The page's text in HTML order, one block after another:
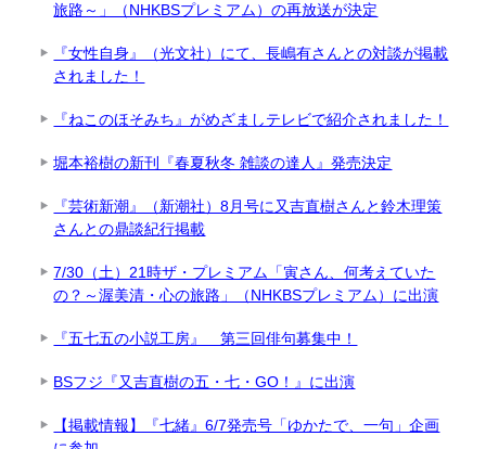
旅路～」（NHKBSプレミアム）の再放送が決定
『女性自身』（光文社）にて、長嶋有さんとの対談が掲載
されました！
『ねこのほそみち』がめざましテレビで紹介されました！
堀本裕樹の新刊『春夏秋冬 雑談の達人』発売決定
『芸術新潮』（新潮社）8月号に又吉直樹さんと鈴木理策
さんとの鼎談紀行掲載
7/30（土）21時ザ・プレミアム「寅さん、何考えていた
の？～渥美清・心の旅路」（NHKBSプレミアム）に出演
『五七五の小説工房』 第三回俳句募集中！
BSフジ『又吉直樹の五・七・GO！』に出演
【掲載情報】『七緒』6/7発売号「ゆかたで、一句」企画